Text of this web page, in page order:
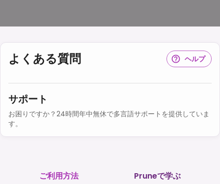
よくある質問 ヘルプ
サポート
お困りですか？24時間年中無休で多言語サポートを提供していま
す。
ご利用方法 Pruneで学ぶ